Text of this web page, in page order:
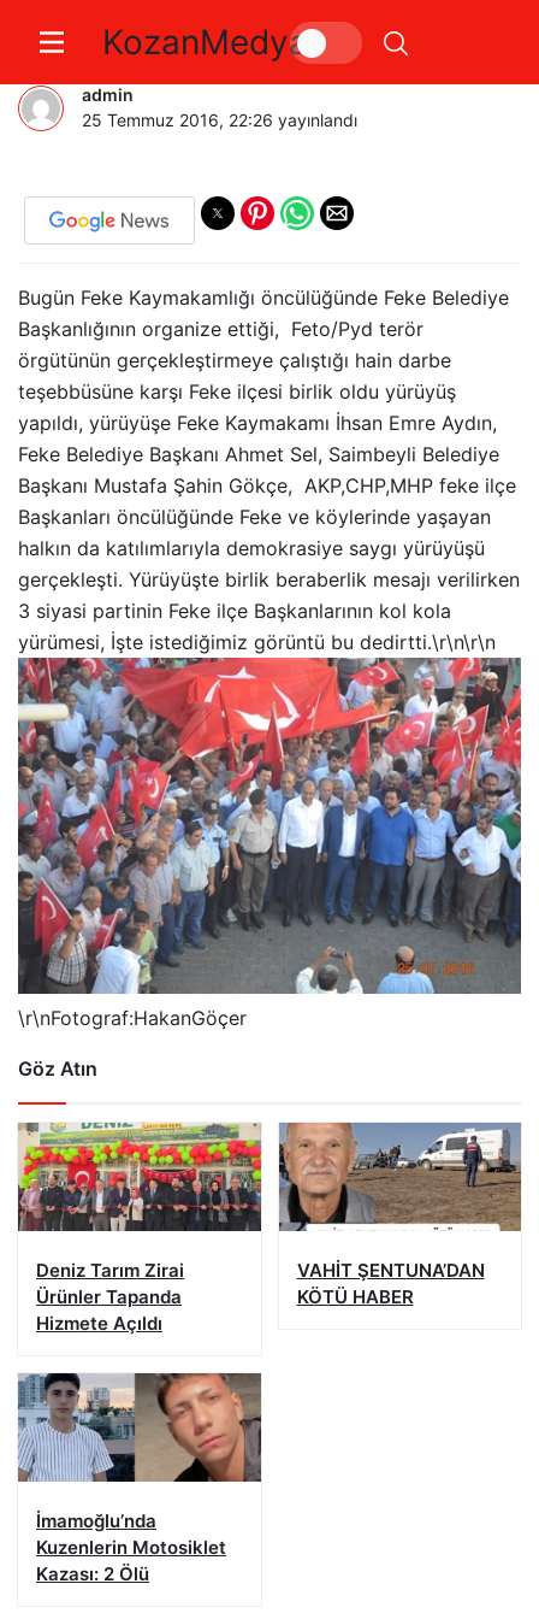
KozanMedya
Feke Bir Oldu Fetö/PDY Lanetledi
admin
25 Temmuz 2016, 22:26 yayınlandı
Bugün Feke Kaymakamlığı öncülüğünde Feke Belediye
Başkanlığının organize ettiği, Feto/Pyd terör
örgütünün gerçekleştirmeye çalıştığı hain darbe
teşebbüsüne karşı Feke ilçesi birlik oldu yürüyüş
yapıldı, yürüyüşe Feke Kaymakamı İhsan Emre Aydın,
Feke Belediye Başkanı Ahmet Sel, Saimbeyli Belediye
Başkanı Mustafa Şahin Gökçe, AKP,CHP,MHP feke ilçe
Başkanları öncülüğünde Feke ve köylerinde yaşayan
halkın da katılımlarıyla demokrasiye saygı yürüyüşü
gerçekleşti. Yürüyüşte birlik beraberlik mesajı verilirken
3 siyasi partinin Feke ilçe Başkanlarının kol kola
yürümesi, İşte istediğimiz görüntü bu dedirtti.\r\n\r\n
\r\nFotograf:HakanGöçer
Göz Atın
Deniz Tarım Zirai
Ürünler Tapanda
Hizmete Açıldı
VAHİT ŞENTUNA’DAN
KÖTÜ HABER
İmamoğlu’nda
Kuzenlerin Motosiklet
Kazası: 2 Ölü